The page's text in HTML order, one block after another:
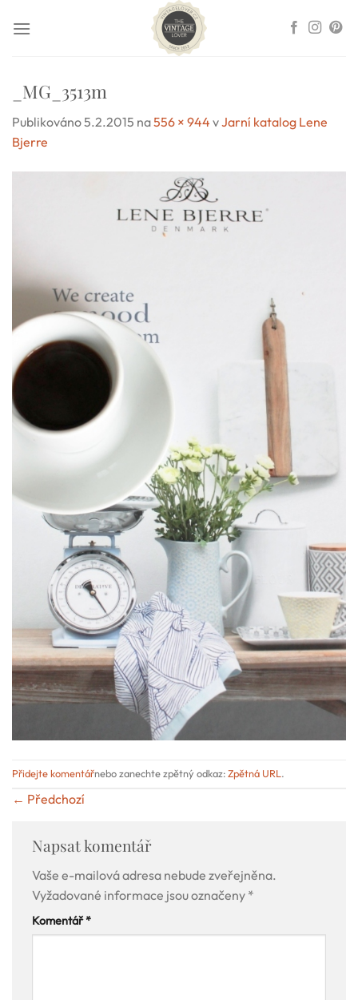
_MG_3513m
Publikováno5.2.2015 na556 × 944 vJarní katalog Lene
Bjerre
Přidejte komentářnebo zanechte zpětný odkaz:Zpětná URL.
← Předchozí
Napsat komentář
Vaše e-mailová adresa nebude zveřejněna.
Vyžadované informace jsou označeny *
Komentář*